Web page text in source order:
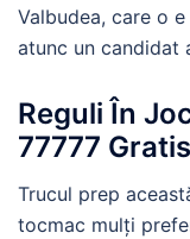
Valbudea, care o
atunc un candidat
Reguli În
77777 Gratis
Trucul prep
tocmac mulți